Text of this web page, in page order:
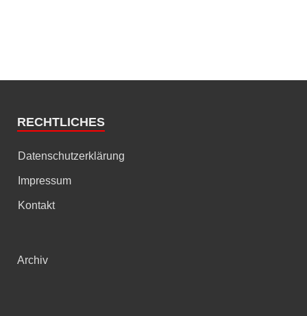
RECHTLICHES
Datenschutzerklärung
Impressum
Kontakt
Archiv